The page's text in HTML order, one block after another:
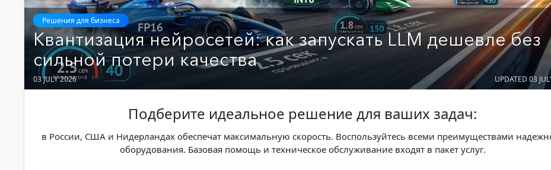
Решения для бизнеса
Квантизация нейросетей: как запускать LLM дешевле без
сильной потери качества
03 JULY 2026 UPDATED 03
Подберите идеальное решение для ваших задач:
в России, США и Нидерландах обеспечат максимальную скорость. Воспользуйтесь всеми преимуществами
оборудования. Базовая помощь и техническое обслуживание входят в пакет услуг.